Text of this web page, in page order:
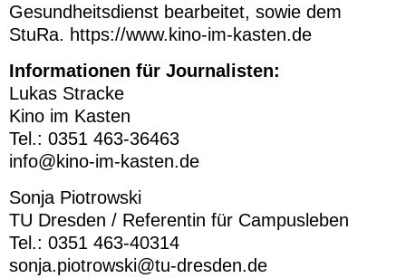
Gesundheitsdienst bearbeitet, sowie dem
StuRa. https://www.kino-im-kasten.de
Informationen für Journalisten:
Lukas Stracke
Kino im Kasten
Tel.: 0351 463-36463
info@kino-im-kasten.de
Sonja Piotrowski
TU Dresden / Referentin für Campusleben
Tel.: 0351 463-40314
sonja.piotrowski@tu-dresden.de